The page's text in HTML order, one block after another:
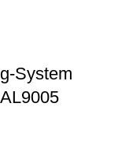
System